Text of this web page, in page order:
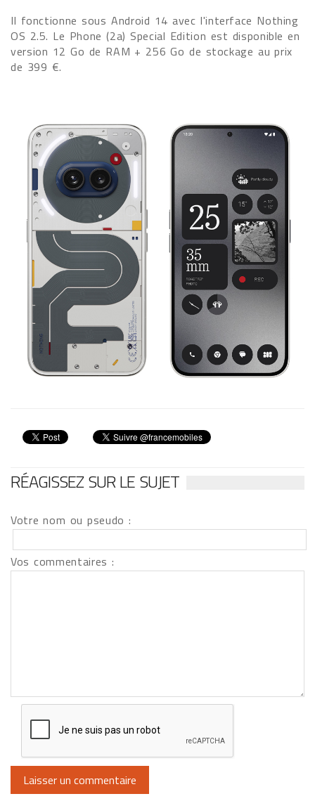
Il fonctionne sous Android 14 avec l'interface Nothing
OS 2.5. Le Phone (2a) Special Edition est disponible en
version 12 Go de RAM + 256 Go de stockage au prix
de 399 €.
RÉAGISSEZ SUR LE SUJET
Votre nom ou pseudo :
Vos commentaires :